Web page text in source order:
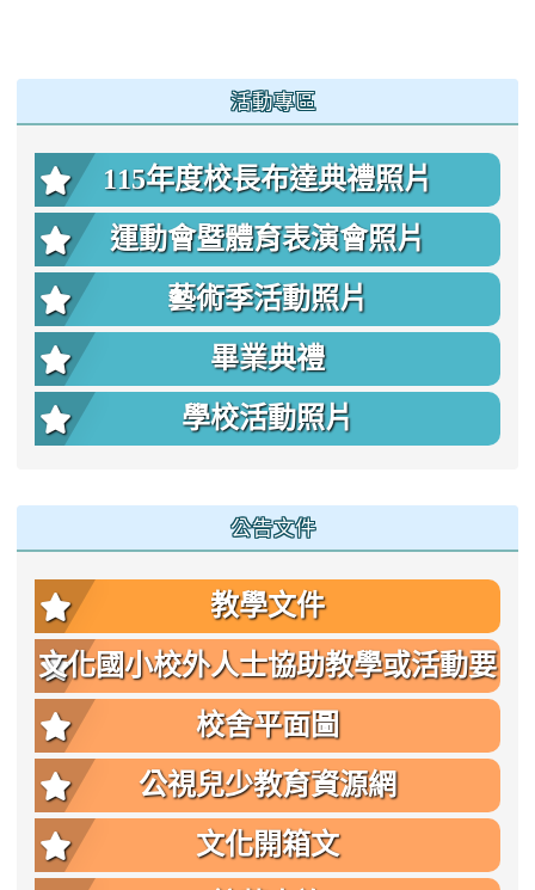
活動專區
115年度校長布達典禮照片
運動會暨體育表演會照片
藝術季活動照片
畢業典禮
學校活動照片
公告文件
教學文件
文化國小校外人士協助教學或活動要
點
校舍平面圖
公視兒少教育資源網
文化開箱文